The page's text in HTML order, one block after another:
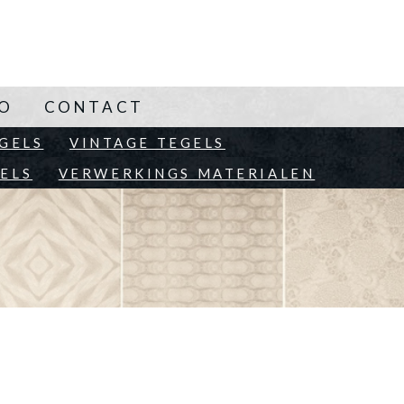
VINTAGE TEGELS
VERWERKINGS MATERIALEN
CONTACT